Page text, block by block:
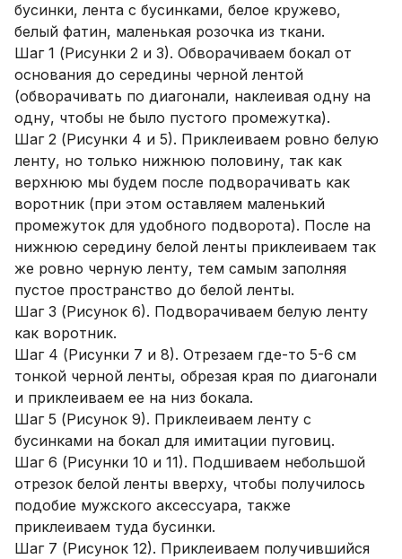
бусинки, лента с бусинками, белое кружево,
белый фатин, маленькая розочка из ткани.
Шаг 1 (Рисунки 2 и 3). Обворачиваем бокал от
основания до середины черной лентой
(обворачивать по диагонали, наклеивая одну на
одну, чтобы не было пустого промежутка).
Шаг 2 (Рисунки 4 и 5). Приклеиваем ровно белую
ленту, но только нижнюю половину, так как
верхнюю мы будем после подворачивать как
воротник (при этом оставляем маленький
промежуток для удобного подворота). После на
нижнюю середину белой ленты приклеиваем так
же ровно черную ленту, тем самым заполняя
пустое пространство до белой ленты.
Шаг 3 (Рисунок 6). Подворачиваем белую ленту
как воротник.
Шаг 4 (Рисунки 7 и 8). Отрезаем где-то 5-6 см
тонкой черной ленты, обрезая края по диагонали
и приклеиваем ее на низ бокала.
Шаг 5 (Рисунок 9). Приклеиваем ленту с
бусинками на бокал для имитации пуговиц.
Шаг 6 (Рисунки 10 и 11). Подшиваем небольшой
отрезок белой ленты вверху, чтобы получилось
подобие мужского аксессуара, также
приклеиваем туда бусинки.
Шаг 7 (Рисунок 12). Приклеиваем получившийся